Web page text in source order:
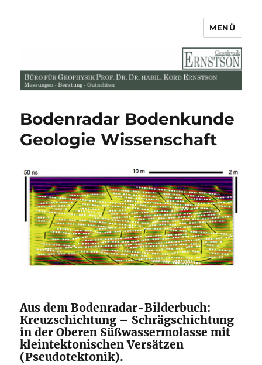
Büro für Geophysik Prof. Dr. Dr.
MENÜ
Bodenradar Bodenkunde
Geologie Wissenschaft
Aus dem Bodenradar-Bilderbuch:
Kreuzschichtung – Schrägschichtung
in der Oberen Süßwassermolasse mit
kleintektonischen Versätzen
(Pseudotektonik).